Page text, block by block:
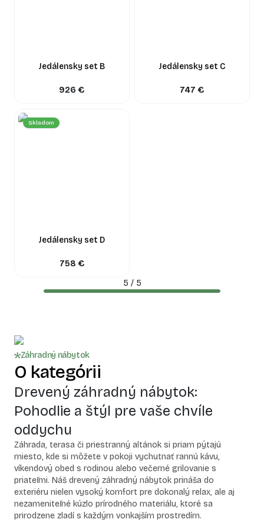
Jedálensky set B
926 €
Jedálensky set C
747 €
Skladom
Jedálensky set D
758 €
5 / 5
Záhradný nábytok
O kategórii
Drevený záhradný nábytok:
Pohodlie a štýl pre vaše chvíle
oddychu
Záhrada, terasa či priestranný altánok si priam pýtajú
miesto, kde si môžete v pokoji vychutnať rannú kávu,
víkendový obed s rodinou alebo večerné grilovanie s
priateľmi. Náš drevený záhradný nábytok prináša do
exteriéru nielen vysoký komfort pre dokonalý relax, ale aj
nezameniteľné kúzlo prírodného materiálu, ktoré sa
prirodzene zladí s každým vonkajším prostredím.